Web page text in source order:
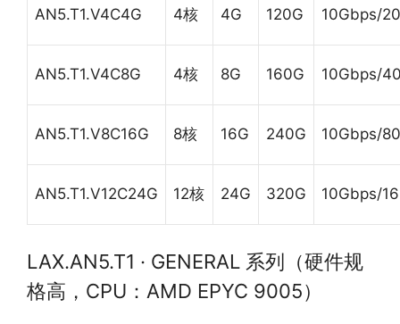
AN5.T1.V4C4G 4核 4G 120G 10Gbps/
AN5.T1.V4C8G 4核 8G 160G 10Gbps/
AN5.T1.V8C16G 8核 16G 240G 10Gbps/
AN5.T1.V12C24G 12核 24G 320G 10Gbps/
LAX.AN5.T1 · GENERAL 系列（硬件规
格高，CPU：AMD EPYC 9005）